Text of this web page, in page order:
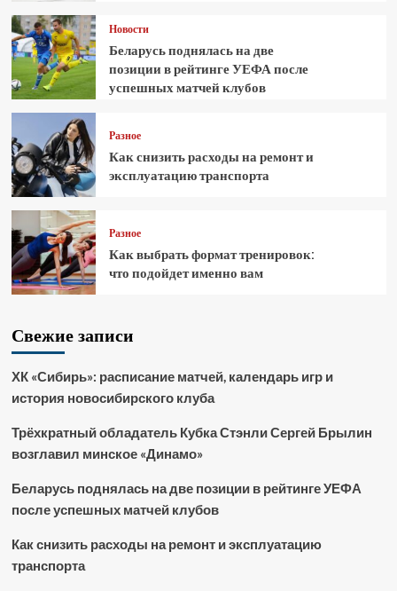
Новости
Беларусь поднялась на две
позиции в рейтинге УЕФА после
успешных матчей клубов
Разное
Как снизить расходы на ремонт и
эксплуатацию транспорта
Разное
Как выбрать формат тренировок:
что подойдет именно вам
Свежие записи
ХК «Сибирь»: расписание матчей, календарь игр и
история новосибирского клуба
Трёхкратный обладатель Кубка Стэнли Сергей Брылин
возглавил минское «Динамо»
Беларусь поднялась на две позиции в рейтинге УЕФА
после успешных матчей клубов
Как снизить расходы на ремонт и эксплуатацию
транспорта